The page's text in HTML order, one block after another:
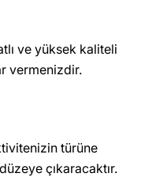
ve yüksek kaliteli
vermenizdir.
türüne
çıkaracaktır.